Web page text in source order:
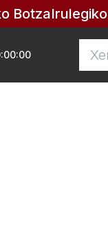
Botza